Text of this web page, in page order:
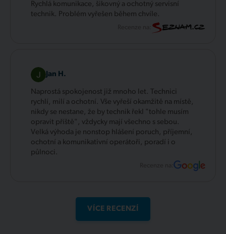
Rychlá komunikace, šikovný a ochotný servisní
technik. Problém vyřešen během chvíle.
Jan H.
Naprostá spokojenost již mnoho let. Technici
rychlí, milí a ochotní. Vše vyřeší okamžitě na místě,
nikdy se nestane, že by technik řekl "tohle musím
opravit příště", vždycky mají všechno s sebou.
Velká výhoda je nonstop hlášení poruch, příjemní,
ochotní a komunikativní operátoři, poradí i o
půlnoci.
Recenze na:
VÍCE RECENZÍ